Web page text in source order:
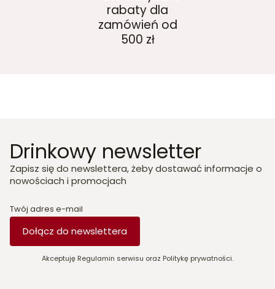
rabaty dla
zamówień od
500 zł
Drinkowy newsletter
Zapisz się do newslettera, żeby dostawać informacje o
nowościach i promocjach
Twój adres e-mail
Dołącz do newslettera
Akceptuję Regulamin serwisu oraz Politykę prywatności.